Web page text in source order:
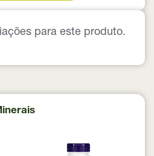
para este produto.